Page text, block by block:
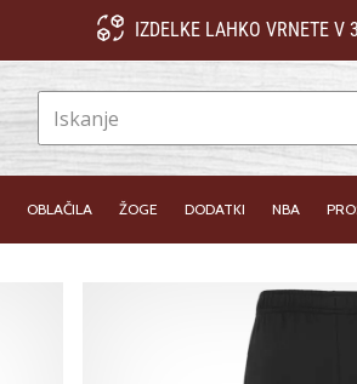
IZDELKE LAHKO VRNETE V
OBLAČILA ŽOGE DODATKI NBA